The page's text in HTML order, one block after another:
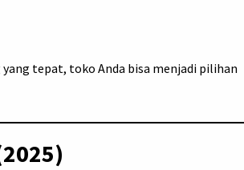
tepat, toko Anda bisa menjadi pilihan